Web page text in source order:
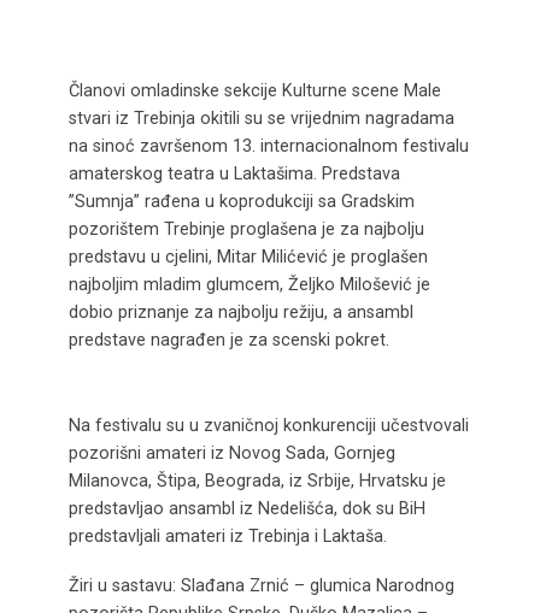
Članovi omladinske sekcije Kulturne scene Male
stvari iz Trebinja okitili su se vrijednim nagradama
na sinoć završenom 13. internacionalnom festivalu
amaterskog teatra u Laktašima. Predstava
”Sumnja” rađena u koprodukciji sa Gradskim
pozorištem Trebinje proglašena je za najbolju
predstavu u cjelini, Mitar Milićević je proglašen
najboljim mladim glumcem, Željko Milošević je
dobio priznanje za najbolju režiju, a ansambl
predstave nagrađen je za scenski pokret.
Na festivalu su u zvaničnoj konkurenciji učestvovali
pozorišni amateri iz Novog Sada, Gornjeg
Milanovca, Štipa, Beograda, iz Srbije, Hrvatsku je
predstavljao ansambl iz Nedelišća, dok su BiH
predstavljali amateri iz Trebinja i Laktaša.
Žiri u sastavu: Slađana Zrnić – glumica Narodnog